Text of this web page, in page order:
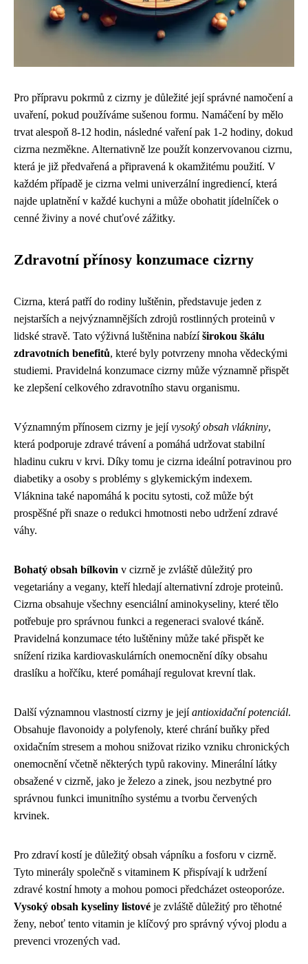
Pro přípravu pokrmů z cizrny je důležité její správné namočení a
uvaření, pokud používáme sušenou formu. Namáčení by mělo
trvat alespoň 8-12 hodin, následné vaření pak 1-2 hodiny, dokud
cizrna nezměkne. Alternativně lze použít konzervovanou cizrnu,
která je již předvařená a připravená k okamžitému použití. V
každém případě je cizrna velmi univerzální ingrediencí, která
najde uplatnění v každé kuchyni a může obohatit jídelníček o
cenné živiny a nové chuťové zážitky.
Zdravotní přínosy konzumace cizrny
Cizrna, která patří do rodiny luštěnin, představuje jeden z
nejstarších a nejvýznamnějších zdrojů rostlinných proteinů v
lidské stravě. Tato výživná luštěnina nabízíširokou škálu
zdravotních benefitů, které byly potvrzeny mnoha vědeckými
studiemi. Pravidelná konzumace cizrny může významně přispět
ke zlepšení celkového zdravotního stavu organismu.
Významným přínosem cizrny je jejívysoký obsah vlákniny,
která podporuje zdravé trávení a pomáhá udržovat stabilní
hladinu cukru v krvi. Díky tomu je cizrna ideální potravinou pro
diabetiky a osoby s problémy s glykemickým indexem.
Vláknina také napomáhá k pocitu sytosti, což může být
prospěšné při snaze o redukci hmotnosti nebo udržení zdravé
váhy.
Bohatý obsah bílkovin v cizrně je zvláště důležitý pro
vegetariány a vegany, kteří hledají alternativní zdroje proteinů.
Cizrna obsahuje všechny esenciální aminokyseliny, které tělo
potřebuje pro správnou funkci a regeneraci svalové tkáně.
Pravidelná konzumace této luštěniny může také přispět ke
snížení rizika kardiovaskulárních onemocnění díky obsahu
draslíku a hořčíku, které pomáhají regulovat krevní tlak.
Další významnou vlastností cizrny je jejíantioxidační potenciál.
Obsahuje flavonoidy a polyfenoly, které chrání buňky před
oxidačním stresem a mohou snižovat riziko vzniku chronických
onemocnění včetně některých typů rakoviny. Minerální látky
obsažené v cizrně, jako je železo a zinek, jsou nezbytné pro
správnou funkci imunitního systému a tvorbu červených
krvinek.
Pro zdraví kostí je důležitý obsah vápníku a fosforu v cizrně.
Tyto minerály společně s vitaminem K přispívají k udržení
zdravé kostní hmoty a mohou pomoci předcházet osteoporóze.
Vysoký obsah kyseliny listové je zvláště důležitý pro těhotné
ženy, neboť tento vitamin je klíčový pro správný vývoj plodu a
prevenci vrozených vad.